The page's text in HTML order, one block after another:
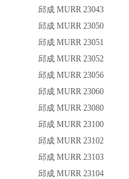
邱成 MURR 23043
邱成 MURR 23050
邱成 MURR 23051
邱成 MURR 23052
邱成 MURR 23056
邱成 MURR 23060
邱成 MURR 23080
邱成 MURR 23100
邱成 MURR 23102
邱成 MURR 23103
邱成 MURR 23104